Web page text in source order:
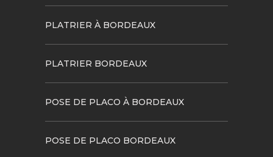
PLATRIER À BORDEAUX
PLATRIER BORDEAUX
POSE DE PLACO À BORDEAUX
POSE DE PLACO BORDEAUX